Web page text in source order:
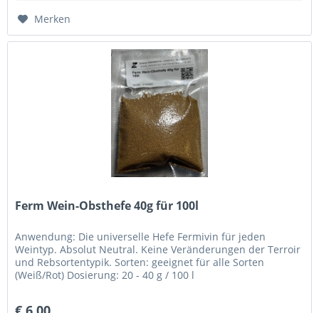
Merken
Ferm Wein-Obsthefe 40g für 100l
Anwendung: Die universelle Hefe Fermivin für jeden
Weintyp. Absolut Neutral. Keine Veränderungen der Terroir
und Rebsortentypik. Sorten: geeignet für alle Sorten
(Weiß/Rot) Dosierung: 20 - 40 g / 100 l